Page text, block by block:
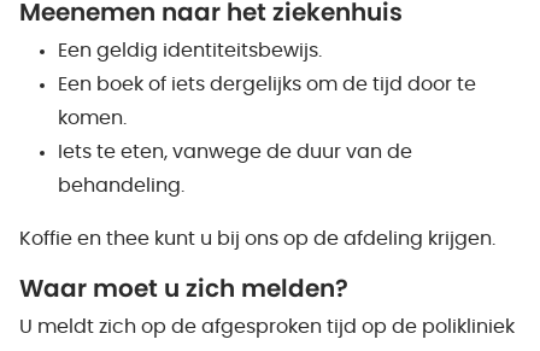
Meenemen naar het ziekenhuis
Een geldig identiteitsbewijs.
Een boek of iets dergelijks om de tijd door te
komen.
Iets te eten, vanwege de duur van de
behandeling.
Koffie en thee kunt u bij ons op de afdeling krijgen.
Waar moet u zich melden?
U meldt zich op de afgesproken tijd op de polikliniek